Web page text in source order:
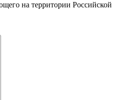
на территории Российской